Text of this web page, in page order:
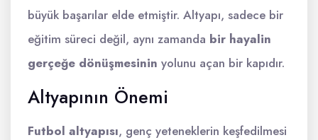
büyük başarılar elde etmiştir. Altyapı, sadece bir
eğitim süreci değil, aynı zamanda bir hayalin
gerçeğe dönüşmesinin yolunu açan bir kapıdır.
Altyapının Önemi
Futbol altyapısı, genç yeteneklerin keşfedilmesi